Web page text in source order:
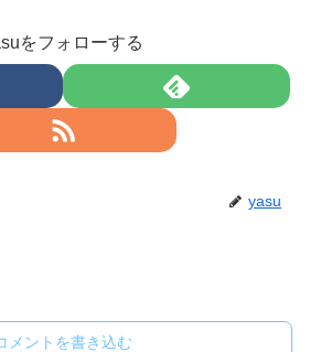
をフォローする
yasu
メントを書き込む